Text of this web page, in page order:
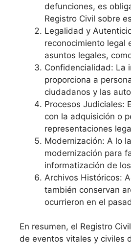
defunciones, es
Registro Civil sobre
Legalidad y
reconocimiento legal
asuntos legales,
Confidencialidad: La
proporciona a
ciudadanos y las
Procesos Judiciales:
con la adquisición o
representaciones
Modernización: A lo
modernización para
informatización de
Archivos Históricos:
también conservan
ocurrieron en el
En resumen, el Registro
de eventos vitales y civiles